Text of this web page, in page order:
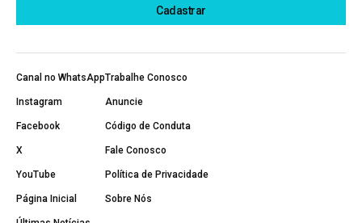
Canal no WhatsApp
Instagram
Facebook
X
YouTube
Página Inicial
Trabalhe Conosco
Anuncie
Código de Conduta
Fale Conosco
Política de Privacidade
Sobre Nós